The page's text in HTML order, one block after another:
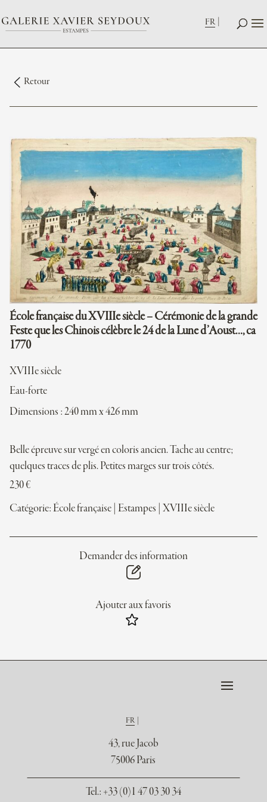
FR
Retour
École française du XVIIIe siècle – Cérémonie de la grande
Feste que les Chinois célèbre le 24 de la Lune d’Aoust…, ca
1770
XVIIIe siècle
Eau-forte
Dimensions : 240 mm x 426 mm
Belle épreuve sur vergé en coloris ancien. Tache au centre;
quelques traces de plis. Petites marges sur trois côtés.
230€
Catégorie: École française Estampes XVIIIe siècle
Demander des information
Ajouter aux favoris
FR
43, rue Jacob
75006 Paris
Tel.: +33 (0)1 47 03 30 34